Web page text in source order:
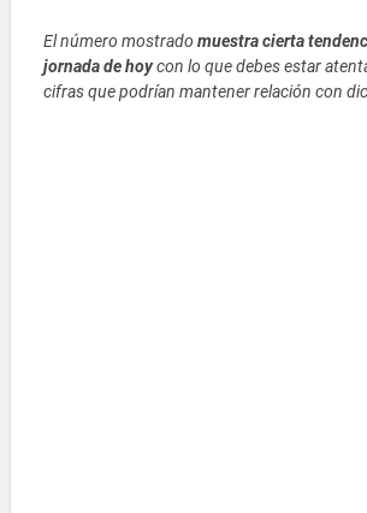
El número mostradomuestra cierta
jornada de hoycon lo que debes estar
cifras que podrían mantener relación con